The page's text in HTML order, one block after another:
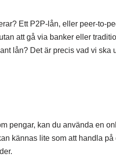
Ett P2P-lån, eller peer-to-
att gå via banker eller
lån? Det är precis vad vi ska
pengar, kan du använda en
kännas lite som att handla